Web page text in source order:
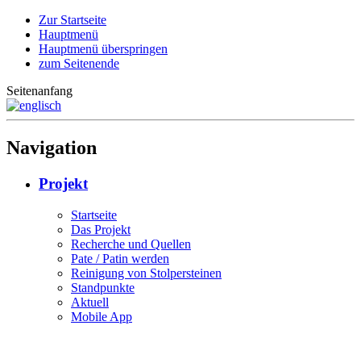
Zur Startseite
Hauptmenü
Hauptmenü überspringen
zum Seitenende
Seitenanfang
Navigation
Projekt
Startseite
Das Projekt
Recherche und Quellen
Pate / Patin werden
Reinigung von Stolpersteinen
Standpunkte
Aktuell
Mobile App